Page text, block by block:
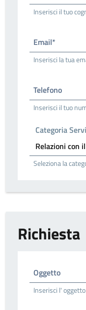
Inserisci il tuo
Email*
Inserisci la tua
Telefono
Inserisci il tuo
Categoria
Seleziona la
Richiesta
Oggetto
Inserisci l'